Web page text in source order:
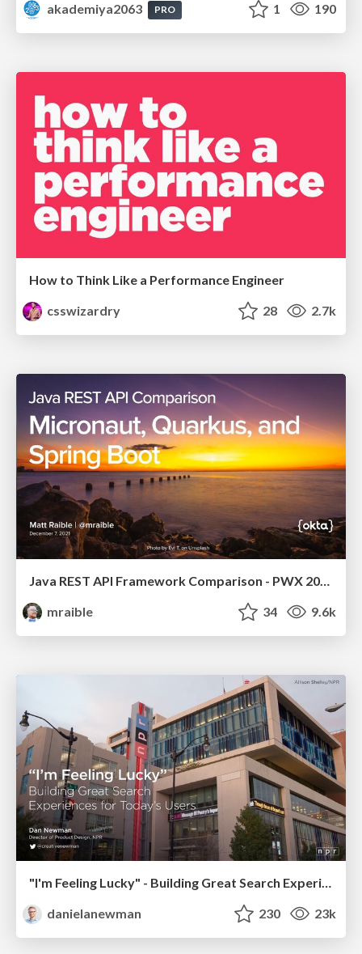
akademiya2063
PRO 1 190
How to Think Like a Performance Engineer
csswizardry
28 2.7k
Java REST API Framework Comparison - PWX 2021
mraible
34 9.6k
danielanewman
230 23k